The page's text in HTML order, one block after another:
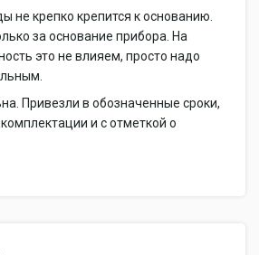
не крепко крепится к основанию.
за основание прибора. На
это не влияем, просто надо
Привезли в обозначенные сроки,
и с отметкой о